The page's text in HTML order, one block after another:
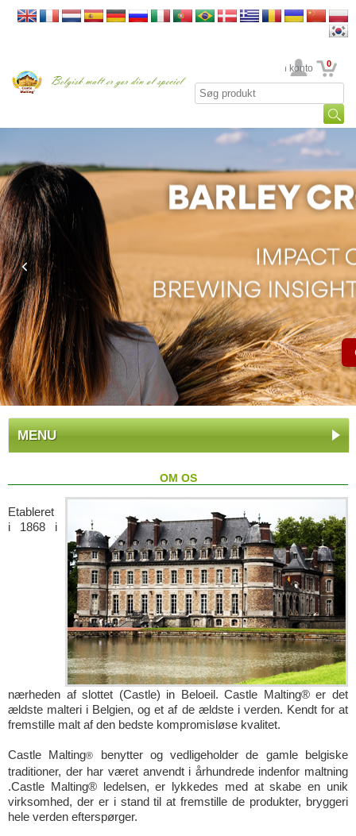
din konto 0
MENU
OM OS
Etableret
i 1868 i
nærheden af slottet (Castle) in Beloeil. Castle Malting® er det
ældste malteri i Belgien, og et af de ældste i verden. Kendt for at
fremstille malt af den bedste kompromisløse kvalitet.
Castle Malting®
benytter og vedligeholder de gamle belgiske
traditioner, der har været anvendt i århundrede indenfor maltning
.Castle Malting® ledelsen, er lykkedes med at skabe en unik
virksomhed, der er i stand til at fremstille de produkter, bryggeri
hele verden efterspørger.